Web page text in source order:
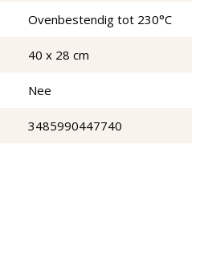
Ovenbestendig tot 230°C
40 x 28 cm
Nee
3485990447740